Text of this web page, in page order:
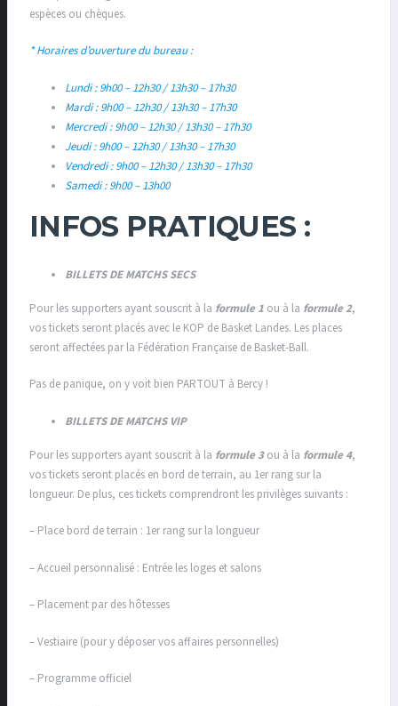
espèces ou chèques.
* Horaires d’ouverture du bureau :
Lundi : 9h00 – 12h30 / 13h30 – 17h30
Mardi : 9h00 – 12h30 / 13h30 – 17h30
Mercredi : 9h00 – 12h30 / 13h30 – 17h30
Jeudi : 9h00 – 12h30 / 13h30 – 17h30
Vendredi : 9h00 – 12h30 / 13h30 – 17h30
Samedi : 9h00 – 13h00
INFOS PRATIQUES :
BILLETS DE MATCHS SECS
Pour les supporters ayant souscrit à la formule 1 ou à la formule 2,
vos tickets seront placés avec le KOP de Basket Landes. Les places
seront affectées par la Fédération Française de Basket-Ball.
Pas de panique, on y voit bien PARTOUT à Bercy !
BILLETS DE MATCHS VIP
Pour les supporters ayant souscrit à la formule 3ou à la formule 4,
vos tickets seront placés en bord de terrain, au 1er rang sur la
longueur. De plus, ces tickets comprendront les privilèges suivants :
– Place bord de terrain : 1er rang sur la longueur
– Accueil personnalisé : Entrée les loges et salons
– Placement par des hôtesses
– Vestiaire (pour y déposer vos affaires personnelles)
– Programme officiel